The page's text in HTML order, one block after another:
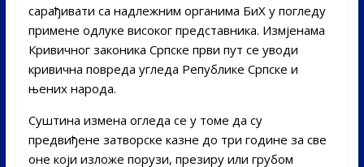
сарађивати са надлежним органима БиХ у погледу
примене одлуке високог представника. Измјенама
Кривичног законика Српске први пут се уводи
кривична повреда угледа Републике Српске и
њених народа.
Суштина измена огледа се у томе да су
предвиђене затворске казне до три године за све
оне који изложе порузи, презиру или грубом